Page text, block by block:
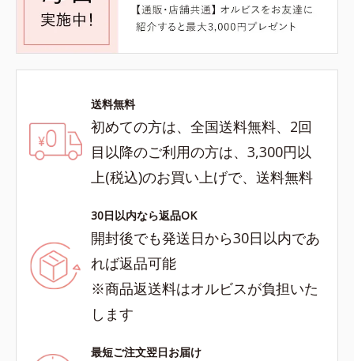
送料無料
初めての方は、全国送料無料、2回
目以降のご利用の方は、3,300円以
上(税込)のお買い上げで、送料無料
30日以内なら返品OK
開封後でも発送日から30日以内であ
れば返品可能
※商品返送料はオルビスが負担いた
します
最短ご注文翌日お届け